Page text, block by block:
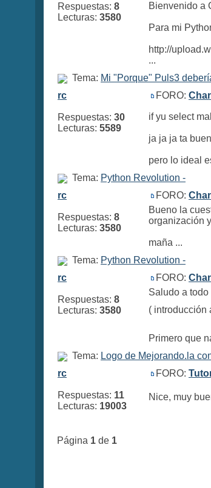
Respuestas: 8
Lecturas: 3580
Bienvenido a
Para mi
http://
...
Tema: Mi "Porque" Puls3
rc
Respuestas: 30
Lecturas: 5589
FORO:
if yu select
ja ja ja ta
pero lo ideal
Tema: Python Revolution -
rc
Respuestas: 8
Lecturas: 3580
FORO:
Bueno la
organización
maña ...
Tema: Python Revolution -
rc
Respuestas: 8
Lecturas: 3580
FORO:
Saludo a
( introducción
Primero que
Tema: Logo de Mejorando.la
rc
Respuestas: 11
Lecturas: 19003
FORO:
Nice, muy
Página 1 de 1